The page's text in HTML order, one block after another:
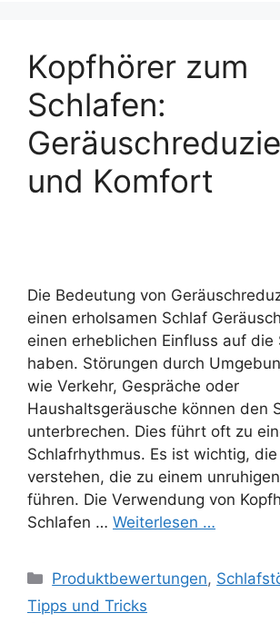
Kopfhörer zum
Schlafen:
und Komfort
Die Bedeutung von
einen erholsamen Schlaf
einen erheblichen Einfluss auf die
haben. Störungen durch
wie Verkehr, Gespräche oder
Haushaltsgeräusche können den
unterbrechen. Dies führt oft zu
Schlafrhythmus. Es ist wichtig,
verstehen, die zu einem
führen. Die Verwendung von
Schlafen … Weiterlesen …
Kategorien
Produktbewertungen,
Tipps und Tricks